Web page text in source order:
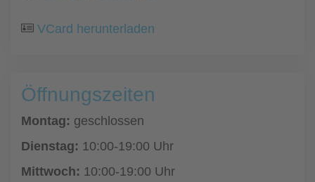
VCard herunterladen
Öffnungszeiten
Montag: geschlossen
Dienstag: 10:00-19:00 Uhr
Mittwoch: 10:00-19:00 Uhr